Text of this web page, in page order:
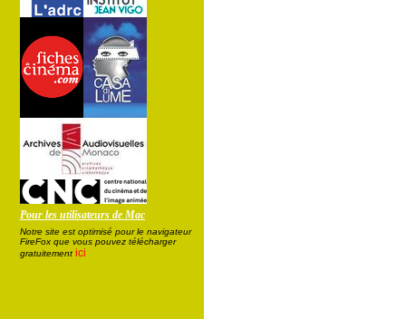
Pour les utilisateurs de Mac
Notre site est optimisé pour le navigateur
FireFox que vous pouvez télécharger
gratuitement ici